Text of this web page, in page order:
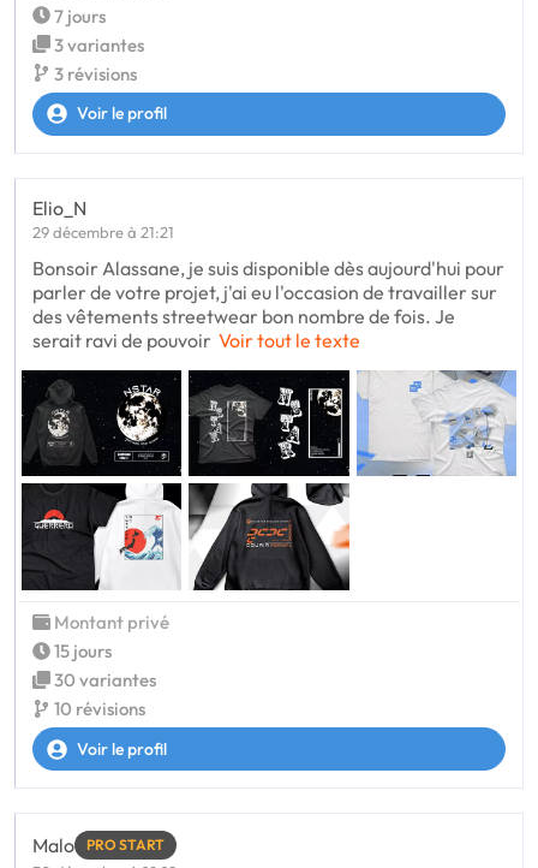
7 jours
3 variantes
3 révisions
Voir le profil
Elio_N
29 décembre à 21:21
Bonsoir Alassane, je suis disponible dès aujourd'hui pour
parler de votre projet, j'ai eu l'occasion de travailler sur
des vêtements streetwear bon nombre de fois. Je
serait ravi de pouvoir Voir tout le texte
Montant privé
15 jours
30 variantes
10 révisions
Voir le profil
Malo PRO START